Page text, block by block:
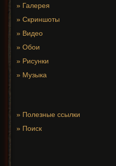
» Галерея
» Скриншоты
» Видео
» Обои
» Рисунки
» Музыка
» Полезные ссылки
» Поиск